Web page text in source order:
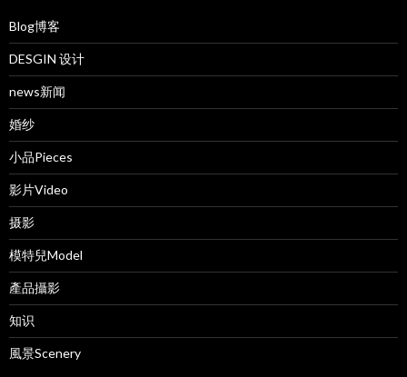
Blog博客
DESGIN 设计
news新闻
婚纱
小品Pieces
影片Video
摄影
模特兒Model
產品攝影
知识
風景Scenery